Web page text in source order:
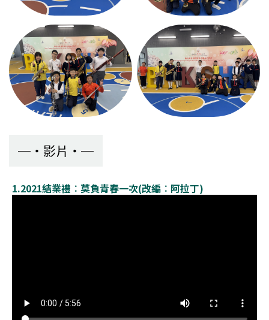
影片
1.2021結業禮︰莫負青春一次(改編︰阿拉丁)